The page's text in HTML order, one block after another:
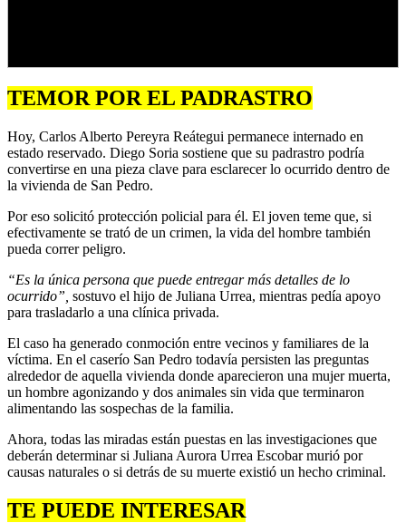
TEMOR POR EL PADRASTRO
Hoy, Carlos Alberto Pereyra Reátegui permanece internado en
estado reservado. Diego Soria sostiene que su padrastro podría
convertirse en una pieza clave para esclarecer lo ocurrido dentro de
la vivienda de San Pedro.
Por eso solicitó protección policial para él. El joven teme que, si
efectivamente se trató de un crimen, la vida del hombre también
pueda correr peligro.
“Es la única persona que puede entregar más detalles de lo
ocurrido”, sostuvo el hijo de Juliana Urrea, mientras pedía apoyo
para trasladarlo a una clínica privada.
El caso ha generado conmoción entre vecinos y familiares de la
víctima. En el caserío San Pedro todavía persisten las preguntas
alrededor de aquella vivienda donde aparecieron una mujer muerta,
un hombre agonizando y dos animales sin vida que terminaron
alimentando las sospechas de la familia.
Ahora, todas las miradas están puestas en las investigaciones que
deberán determinar si Juliana Aurora Urrea Escobar murió por
causas naturales o si detrás de su muerte existió un hecho criminal.
TE PUEDE INTERESAR